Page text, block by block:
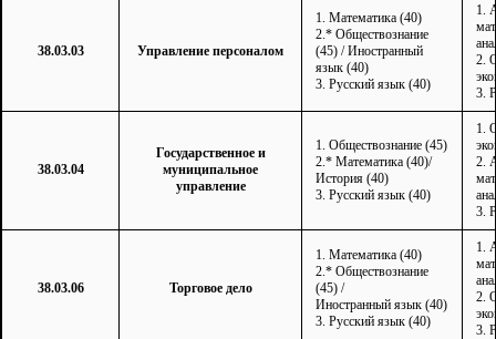
38.03.03 Управление персоналом
1. Математика (40)
2.* Обществознание
(45) / Иностранный
язык (40)
3. Русский язык (40)
1.
2.
3.
38.03.04
Государственное и
муниципальное
управление
1. Обществознание (45)
2.* Математика (40)/
История (40)
3. Русский язык (40)
1.
2.
3.
38.03.06 Торговое дело
1. Математика (40)
2.* Обществознание
(45) /
Иностранный язык (40)
3. Русский язык (40)
1.
2.
3.